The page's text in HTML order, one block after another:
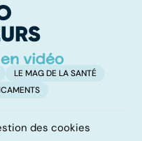
LE MAG DE LA SANTÉ
des cookies